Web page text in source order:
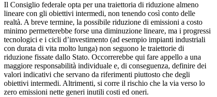
Il Consiglio federale opta per una traiettoria di riduzione almeno
lineare con gli obiettivi intermedi, non tenendo così conto delle
realtà. A breve termine, la possibile riduzione di emissioni a costo
minimo permetterebbe forse una diminuzione lineare, ma i progressi
tecnologici e i cicli d’investimento (ad esempio impianti industriali
con durata di vita molto lunga) non seguono le traiettorie di
riduzione fissate dallo Stato. Occorrerebbe qui fare appello a una
maggiore responsabilità individuale e, di conseguenza, definire dei
valori indicativi che servano da riferimenti piuttosto che degli
obiettivi intermedi. Altrimenti, si corre il rischio che la via verso lo
zero emissioni nette generi inutili costi ed oneri.